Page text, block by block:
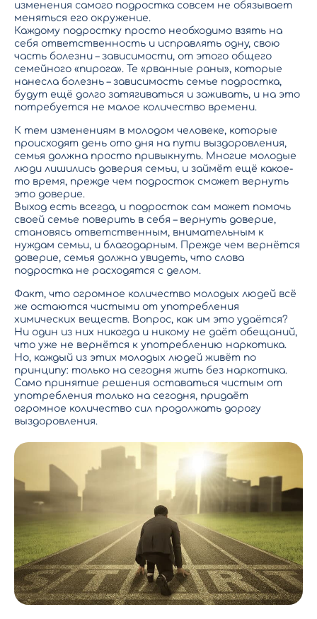
изменения самого подростка совсем не обязывает
меняться его окружение.
Каждому подростку просто необходимо взять на
себя ответственность и исправлять одну, свою
часть болезни – зависимости, от этого общего
семейного «пирога». Те «рванные раны», которые
нанесла болезнь – зависимость семье подростка,
будут ещё долго затягиваться и заживать, и на это
потребуется не малое количество времени.
К тем изменениям в молодом человеке, которые
происходят день ото дня на пути выздоровления,
семья должна просто привыкнуть. Многие молодые
люди лишились доверия семьи, и займёт ещё какое-
то время, прежде чем подросток сможет вернуть
это доверие.
Выход есть всегда, и подросток сам может помочь
своей семье поверить в себя – вернуть доверие,
становясь ответственным, внимательным к
нуждам семьи, и благодарным. Прежде чем вернётся
доверие, семья должна увидеть, что слова
подростка не расходятся с делом.
Факт, что огромное количество молодых людей всё
же остаются чистыми от употребления
химических веществ. Вопрос, как им это удаётся?
Ни один из них никогда и никому не даёт обещаний,
что уже не вернётся к употреблению наркотика.
Но, каждый из этих молодых людей живёт по
принципу: только на сегодня жить без наркотика.
Само принятие решения оставаться чистым от
употребления только на сегодня, придаёт
огромное количество сил продолжать дорогу
выздоровления.